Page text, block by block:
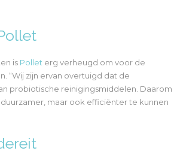
is Pollet erg verheugd om voor de
“Wij zijn ervan overtuigd dat de
probiotische reinigingsmiddelen. Daarom
maar ook efficiënter te kunnen